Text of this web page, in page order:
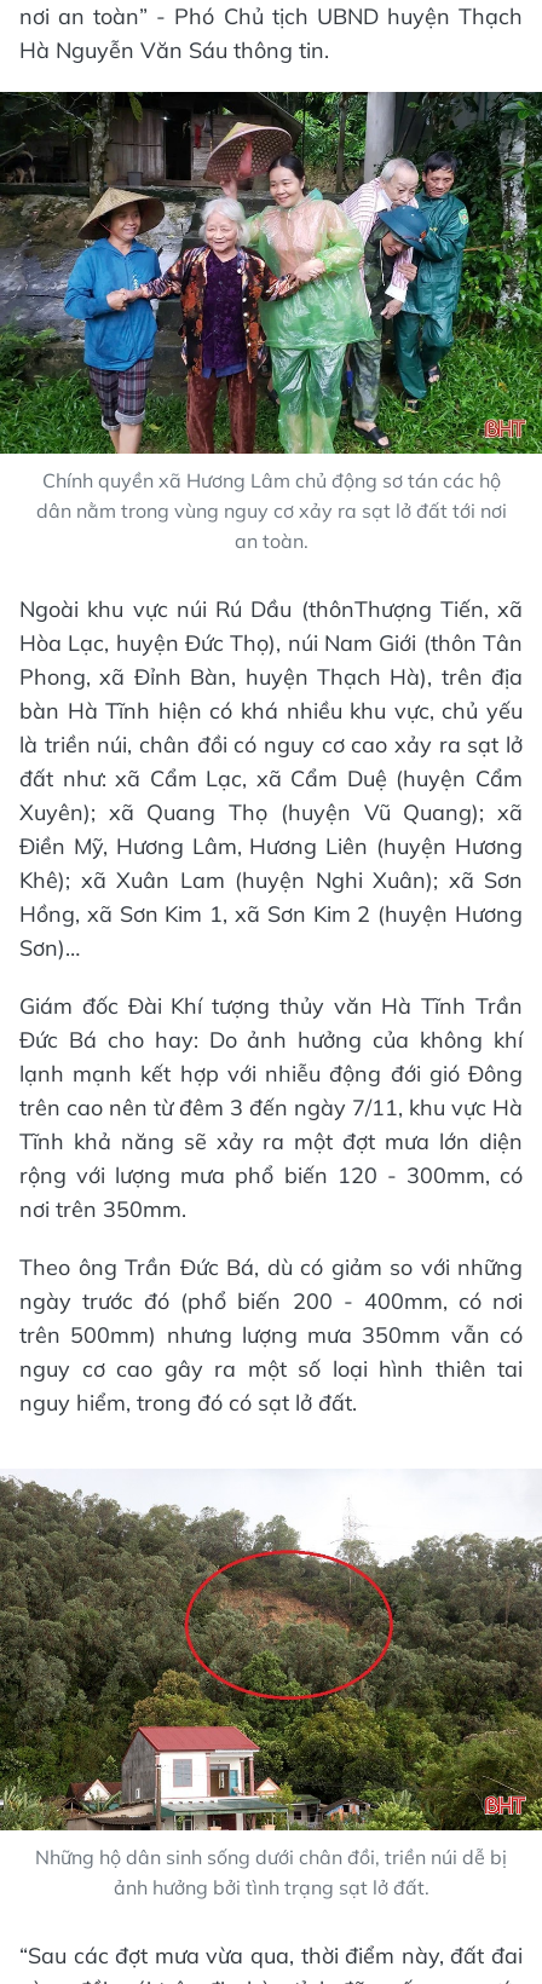
nơi an toàn” - Phó Chủ tịch UBND huyện Thạch
Hà Nguyễn Văn Sáu thông tin.
Chính quyền xã Hương Lâm chủ động sơ tán các hộ
dân nằm trong vùng nguy cơ xảy ra sạt lở đất tới nơi
an toàn.
Ngoài khu vực núi Rú Dầu (thônThượng Tiến, xã
Hòa Lạc, huyện Đức Thọ), núi Nam Giới (thôn Tân
Phong, xã Đỉnh Bàn, huyện Thạch Hà), trên địa
bàn Hà Tĩnh hiện có khá nhiều khu vực, chủ yếu
là triền núi, chân đồi có nguy cơ cao xảy ra sạt lở
đất như: xã Cẩm Lạc, xã Cẩm Duệ (huyện Cẩm
Xuyên); xã Quang Thọ (huyện Vũ Quang); xã
Điền Mỹ, Hương Lâm, Hương Liên (huyện Hương
Khê); xã Xuân Lam (huyện Nghi Xuân); xã Sơn
Hồng, xã Sơn Kim 1, xã Sơn Kim 2 (huyện Hương
Sơn)…
Giám đốc Đài Khí tượng thủy văn Hà Tĩnh Trần
Đức Bá cho hay: Do ảnh hưởng của không khí
lạnh mạnh kết hợp với nhiễu động đới gió Đông
trên cao nên từ đêm 3 đến ngày 7/11, khu vực Hà
Tĩnh khả năng sẽ xảy ra một đợt mưa lớn diện
rộng với lượng mưa phổ biến 120 - 300mm, có
nơi trên 350mm.
Theo ông Trần Đức Bá, dù có giảm so với những
ngày trước đó (phổ biến 200 - 400mm, có nơi
trên 500mm) nhưng lượng mưa 350mm vẫn có
nguy cơ cao gây ra một số loại hình thiên tai
nguy hiểm, trong đó có sạt lở đất.
Những hộ dân sinh sống dưới chân đồi, triền núi dễ bị
ảnh hưởng bởi tình trạng sạt lở đất.
“Sau các đợt mưa vừa qua, thời điểm này, đất đai